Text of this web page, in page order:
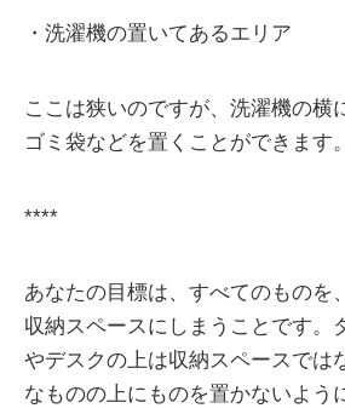
・洗濯機の置いてあるエリア
ここは狭いのですが、洗濯機の横
ゴミ袋などを置くことができます。
****
あなたの目標は、すべてのものを
収納スペースにしまうことです。
やデスクの上は収納スペースでは
なものの上にものを置かないよう